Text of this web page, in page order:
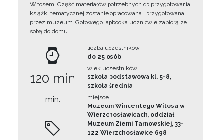
Witosem. Część materiałów potrzebnych do przygotowania
książki tematycznej zostanie opracowana i przygotowana
przez muzeum. Gotowego lapbooka uczniowie zabiorą ze
sobą do domu.
120 min
min.
liczba uczestników
do 25 osób
wiek uczestników
szkoła podstawowa kl. 5-8,
szkoła średnia
miejsce
Muzeum Wincentego Witosa w
Wierzchosławicach, oddział
Muzeum Ziemi Tarnowskiej, 33-
122 Wierzchosławice 698